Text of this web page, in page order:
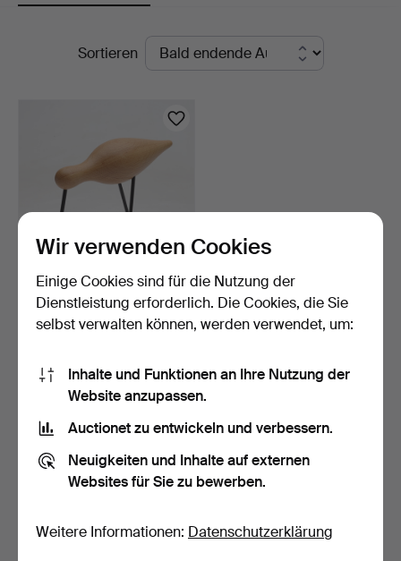
Norrköping
LaufendeSortieren
SIGURJÓN PÁLSSON.
Figur, Vogel, Eiche und …
1 Tag
43 USD
Sie können auch inBeendete Auktionen aus unserem
suchen.
Wir verwenden Cookies
Einige Cookies sind für die Nutzung der
Dienstleistung erforderlich. Die Cookies, die Sie
selbst verwalten können, werden verwendet, um:
Inhalte und Funktionen an Ihre Nutzung der
Website anzupassen.
Auctionet zu entwickeln und verbessern.
Neuigkeiten und Inhalte auf externen
Websites für Sie zu bewerben.
Weitere Informationen: Datenschutzerklärung